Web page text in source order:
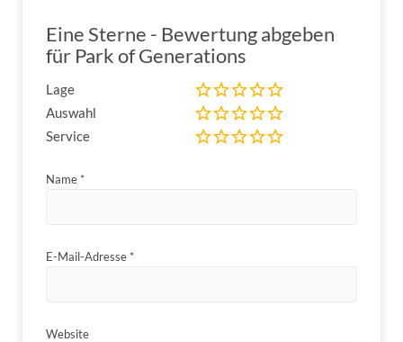
Eine Sterne - Bewertung abgeben
für Park of Generations
Lage
Auswahl
Service
Name *
E-Mail-Adresse *
Website